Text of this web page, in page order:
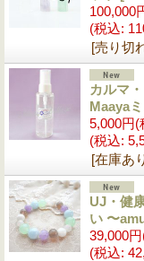
100,000
(税込:
[売り切
カルマ
Maaya
5,000円(
(税込:
[在庫あ
UJ・健
い 〜
39,000円
(税込: